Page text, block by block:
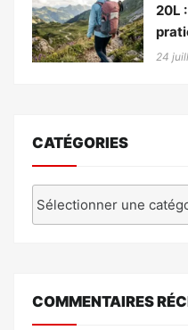
20L
24
CATÉGORIES
COMMENTAIRES